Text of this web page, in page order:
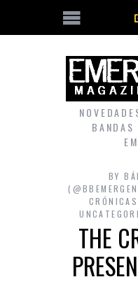
BANDAS
BY
CRÓNICAS
THE